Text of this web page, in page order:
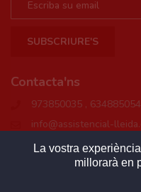
SUBSCRIURE'S
Contacta'ns
973850035 , 634885054
info@assistencial-
La vostra
millorarà en